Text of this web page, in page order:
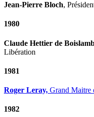
Jean-Pierre Bloch,
1980
Claude Hettier de
Libération
1981
Roger Leray, Grand Maitre
1982